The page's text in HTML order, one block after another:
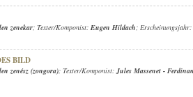
zenekar; Texter/Komponist: Eugen Hildach; Erscheinungsjahr:
BILD
zenész (zongora); Texter/Komponist:Jules Massenet -